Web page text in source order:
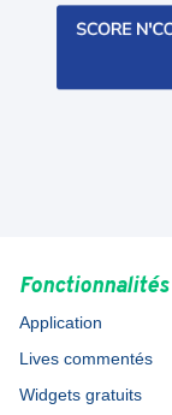
Fonctionnalités
Application
Lives commentés
Widgets gratuits